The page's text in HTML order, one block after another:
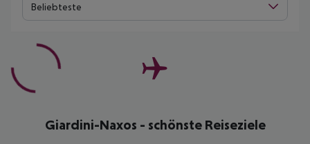
Beliebteste
Giardini-Naxos - schönste Reiseziele